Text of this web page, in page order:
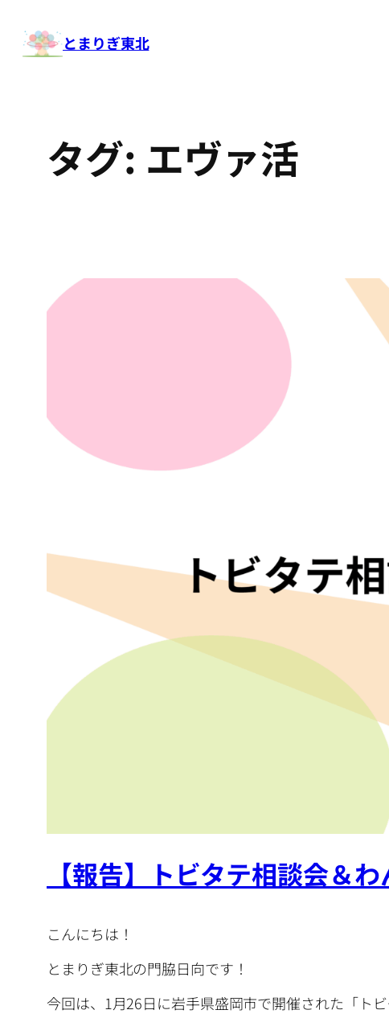
を
とまりぎ東北
タグ: エヴァ活
【報告】トビタテ相談会＆
こんにちは！
とまりぎ東北の門脇日向です！
今回は、1月26日に岩手県盛岡市で開催された「ト